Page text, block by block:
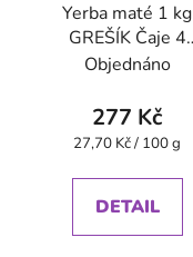
Yerba maté 1 kg
GREŠÍK Čaje 4
světadílů
Objednáno
277 Kč
Měrná
27,70 Kč / 100 g
DETAIL